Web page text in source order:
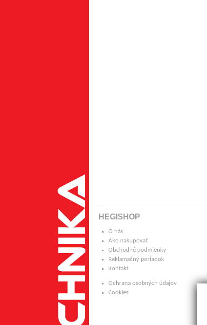
HEGISHOP
O nás
Ako nakupovať
Obchodné podmienky
Reklamačný poriadok
Kontakt
Ochrana osobných údajov
Cookies